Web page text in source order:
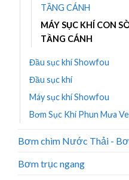
TẦNG CÁNH
MÁY SỤC KHÍ CON
TẦNG CÁNH
Đầu sục khí Showfou
Đầu sục khí
Máy sục khí Showfou
Bơm Sục Khí Phun Mưa
Bơm chìm Nước Thải -
Bơm trục ngang